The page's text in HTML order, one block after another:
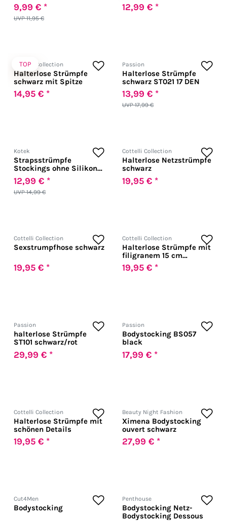
UVP 11,95 €
9,99 € * 12,99 € *
TOP
Cottelli Collection
Halterlose Strümpfe
schwarz mit Spitze
14,95 € *
Passion
Halterlose Strümpfe
schwarz ST021 17 DEN
UVP 17,99 €
13,99 € *
Kotek
Strapsstrümpfe
Stockings ohne Silikon
glänzend
UVP 14,99 €
12,99 € *
Cottelli Collection
Halterlose Netzstrümpfe
schwarz
19,95 € *
Cottelli Collection
Sexstrumpfhose schwarz
19,95 € *
Cottelli Collection
Halterlose Strümpfe mit
filigranem 15 cm
Abschluss aus
Blütenspitze schwarz
19,95 € *
Passion
halterlose Strümpfe
ST101 schwarz/rot
29,99 € *
Passion
Bodystocking BS057
black
17,99 € *
Cottelli Collection
Halterlose Strümpfe mit
schönen Details
19,95 € *
Beauty Night Fashion
Ximena Bodystocking
ouvert schwarz
27,99 € *
Cut4Men
Bodystocking
Penthouse
Bodystocking Netz-
Bodystocking Dessous